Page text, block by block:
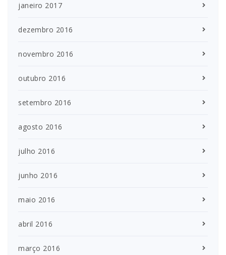
janeiro 2017
dezembro 2016
novembro 2016
outubro 2016
setembro 2016
agosto 2016
julho 2016
junho 2016
maio 2016
abril 2016
março 2016